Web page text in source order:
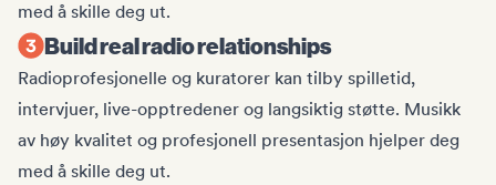
med å skille deg ut.
Build real radio relationships
Radioprofesjonelle og kuratorer kan tilby spilletid,
intervjuer, live-opptredener og langsiktig støtte. Musikk
av høy kvalitet og profesjonell presentasjon hjelper deg
med å skille deg ut.